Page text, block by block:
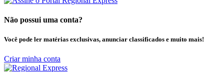
Não possui uma conta?
Você pode ler matérias exclusivas, anunciar classificados e muito mais!
Criar minha conta